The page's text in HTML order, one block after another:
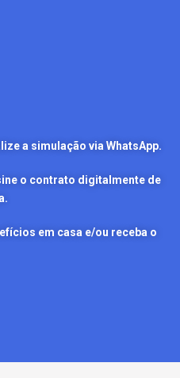
a simulação via WhatsApp.
o contrato digitalmente de
em casa e/ou receba o